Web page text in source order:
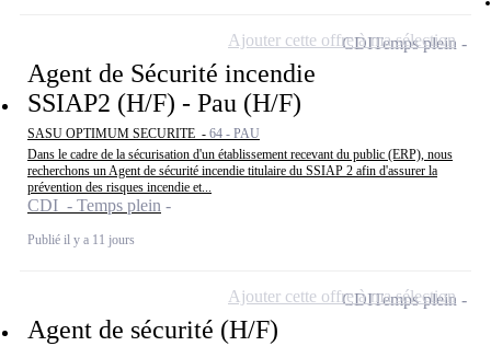
Agent de Sécurité incendie
SSIAP2 (H/F) - Pau (H/F)
SASU OPTIMUM SECURITE - 64 - PAU
Dans le cadre de la sécurisation d'un établissement recevant du public (ERP), nous
recherchons un Agent de sécurité incendie titulaire du SSIAP 2 afin d'assurer la
prévention des risques incendie et...
CDI - Temps plein
Publié il y a 11 jours
CDITemps plein
Ajouter cette offre à ma sélection
Agent de sécurité (H/F)
CDITemps plein
Ajouter cette offre à ma sélection